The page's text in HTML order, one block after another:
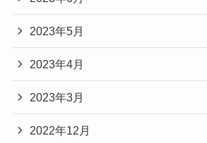
2023年5月
2023年4月
2023年3月
2022年12月